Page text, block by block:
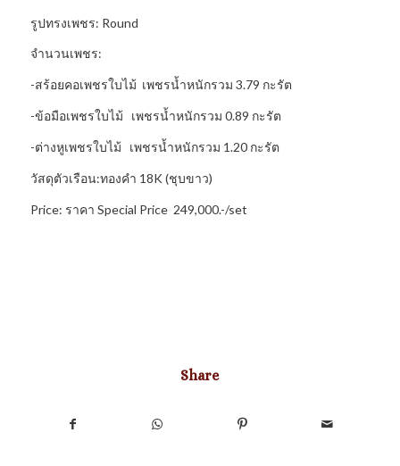
รูปทรงเพชร: Round
จำนวนเพชร:
-สร้อยคอเพชรใบไม้ เพชรน้ำหนักรวม 3.79 กะรัต
-ข้อมือเพชรใบไม้ เพชรน้ำหนักรวม 0.89 กะรัต
-ต่างหูเพชรใบไม้ เพชรน้ำหนักรวม 1.20 กะรัต
วัสดุตัวเรือน:ทองคำ 18K (ชุบขาว)
Price: ราคา Special Price 249,000.-/set
Share